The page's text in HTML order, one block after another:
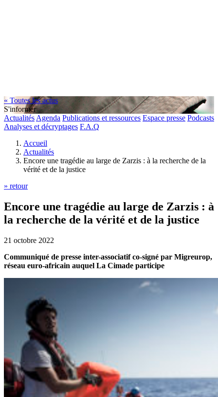
« Toutes les actus
S'informer
Actualités Agenda Publications et ressources Espace presse Podcasts
Analyses et décryptages F.A.Q
Accueil
Actualités
Encore une tragédie au large de Zarzis : à la recherche de la
vérité et de la justice
» retour
Encore une tragédie au large de Zarzis : à
la recherche de la vérité et de la justice
21 octobre 2022
Communiqué de presse inter-associatif co-signé par Migreurop,
réseau euro-africain auquel La Cimade participe